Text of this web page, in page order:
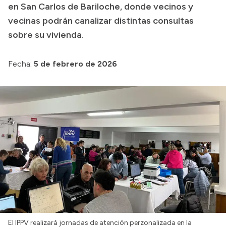
en San Carlos de Bariloche, donde vecinos y
vecinas podrán canalizar distintas consultas
sobre su vivienda.
Fecha: 5 de febrero de 2026
El IPPV realizará jornadas de atención perzonalizada en la